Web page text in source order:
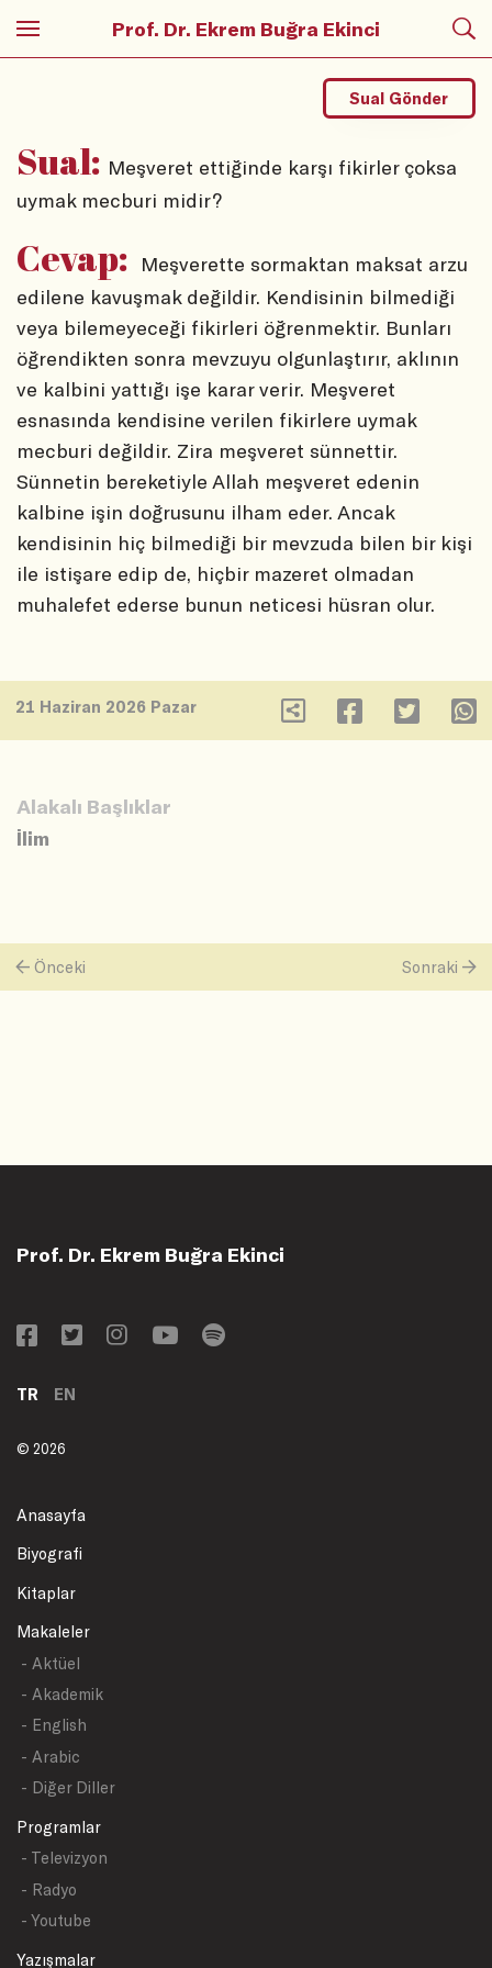
Prof. Dr. Ekrem Buğra Ekinci
Sual: Meşveret ettiğinde karşı fikirler çoksa
uymak mecburi midir?
Sual Gönder
Cevap:
Meşverette sormaktan maksat arzu
edilene kavuşmak değildir. Kendisinin bilmediği
veya bilemeyeceği fikirleri öğrenmektir. Bunları
öğrendikten sonra mevzuyu olgunlaştırır, aklının
ve kalbini yattığı işe karar verir. Meşveret
esnasında kendisine verilen fikirlere uymak
mecburi değildir. Zira meşveret sünnettir.
Sünnetin bereketiyle Allah meşveret edenin
kalbine işin doğrusunu ilham eder. Ancak
kendisinin hiç bilmediği bir mevzuda bilen bir kişi
ile istişare edip de, hiçbir mazeret olmadan
muhalefet ederse bunun neticesi hüsran olur.
21 Haziran 2026 Pazar
Alakalı Başlıklar
İlim
Önceki Sonraki
Prof. Dr. Ekrem Buğra Ekinci
TR EN
© 2026
Anasayfa
Biyografi
Kitaplar
Makaleler
- Aktüel
- Akademik
- English
- Arabic
- Diğer Diller
Programlar
- Televizyon
- Radyo
- Youtube
Yazışmalar